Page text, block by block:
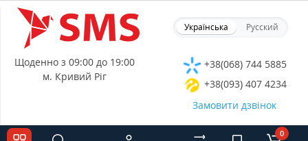
Українська Русский
Щоденно з 09:00 до 19:00
м. Кривий Ріг
+38(068) 744 5885
+38(093) 407 4234
Замовити дзвінок
0